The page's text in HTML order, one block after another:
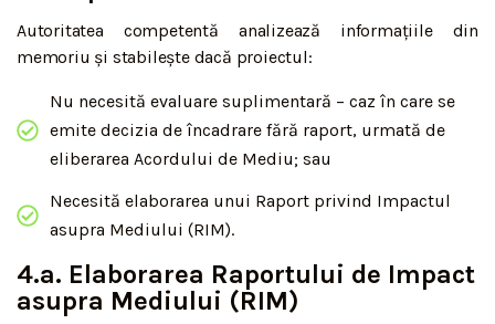
Autoritatea competentă analizează informațiile din
memoriu și stabilește dacă proiectul:
Nu necesită evaluare suplimentară – caz în care se
emite decizia de încadrare fără raport, urmată de
eliberarea Acordului de Mediu; sau
Necesită elaborarea unui Raport privind Impactul
asupra Mediului (RIM).
4.a. Elaborarea Raportului de Impact
asupra Mediului (RIM)